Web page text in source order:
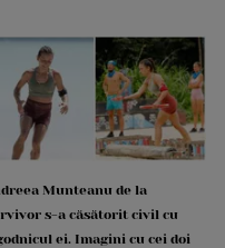
Munteanu de la
s-a căsătorit civil cu
ei. Imagini cu cei doi